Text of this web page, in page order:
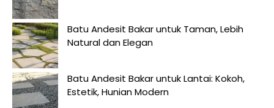
Batu Andesit Bakar untuk Taman, Lebih
Natural dan Elegan
Batu Andesit Bakar untuk Lantai: Kokoh,
Estetik, Hunian Modern